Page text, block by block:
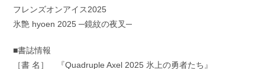
フレンズオンアイス2025
氷艶 hyoen 2025 ─鏡紋の夜叉─
■書誌情報
［書 名］ 『Quadruple Axel 2025 氷上の勇者たち』